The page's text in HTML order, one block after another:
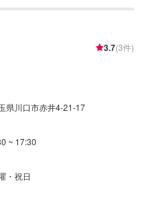
3.7(3件)
県川口市赤井4-21-17
~ 17:30
・祝日